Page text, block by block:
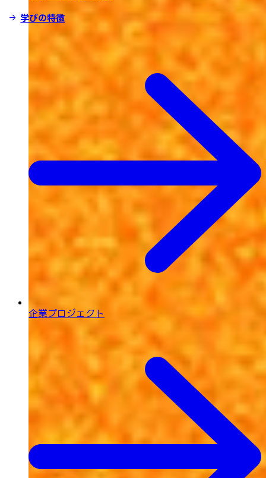
学びの特徴
企業プロジェクト